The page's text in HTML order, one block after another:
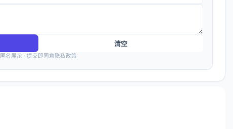
清空
匿名展示 · 提交即同意隐私政策